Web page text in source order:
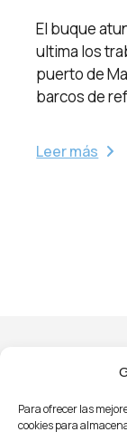
Para ofrecer las
cookies para
El buque
ultima los
puerto de
barcos de
Leer más
Aviso